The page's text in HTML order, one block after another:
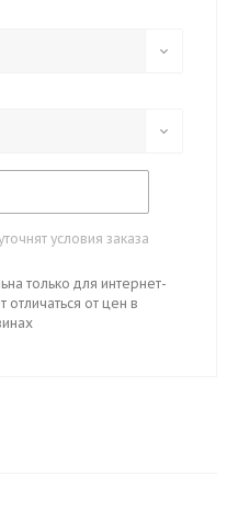
условия заказа
только для интернет-
отличаться от цен в